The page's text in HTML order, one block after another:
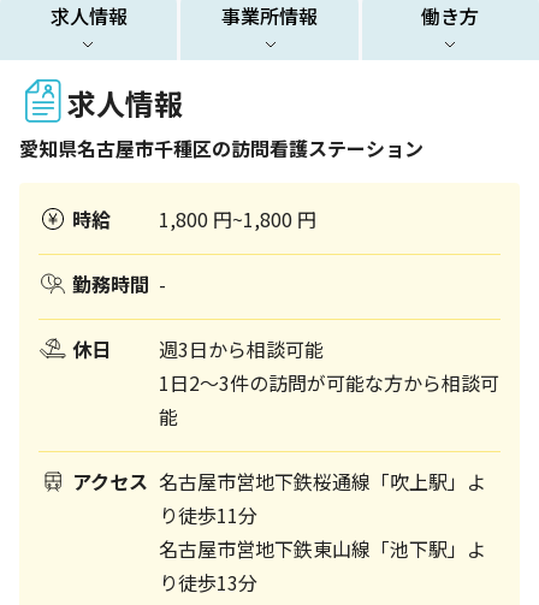
求人情報 事業所情報 働き方
求人情報
愛知県名古屋市千種区の訪問看護ステーション
時給 1,800 円~1,800 円
勤務時間 -
休日
週3日から相談可能
1日2～3件の訪問が可能な方から相談可
能
アクセス 名古屋市営地下鉄桜通線「吹上駅」よ
り徒歩11分
名古屋市営地下鉄東山線「池下駅」よ
り徒歩13分